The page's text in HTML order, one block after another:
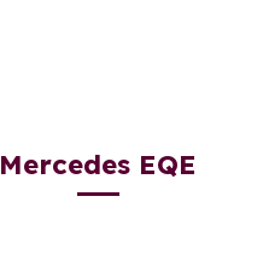
Mercedes EQE